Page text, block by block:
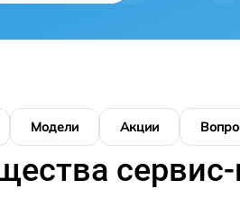
Модели Акции
сервис-